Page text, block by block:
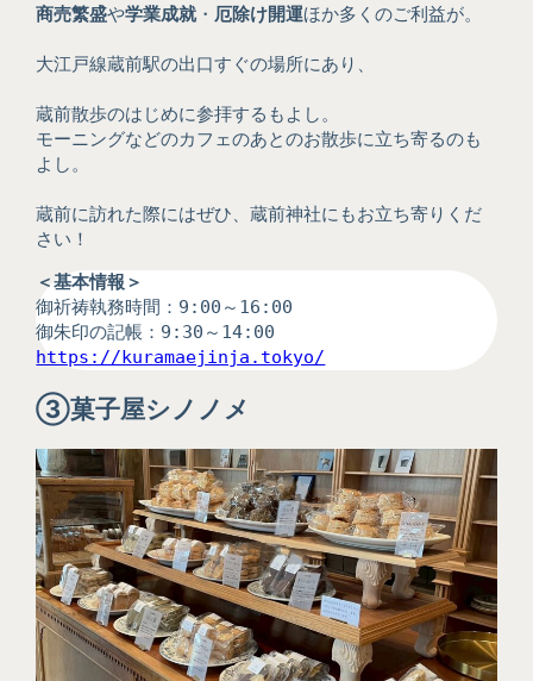
商売繁盛や学業成就・ 厄除け開運ほか多くのご利益が。
大江戸線蔵前駅の出口すぐの場所にあり、
蔵前散歩のはじめに参拝するもよし。
モーニングなどのカフェのあとのお散歩に立ち寄るのも
よし。
蔵前に訪れた際にはぜひ、蔵前神社にもお立ち寄りくだ
さい！
＜基本情報＞
御祈祷執務時間：9:00～16:00
御朱印の記帳：9:30～14:00
https://kuramaejinja.tokyo/
③菓子屋シノノメ